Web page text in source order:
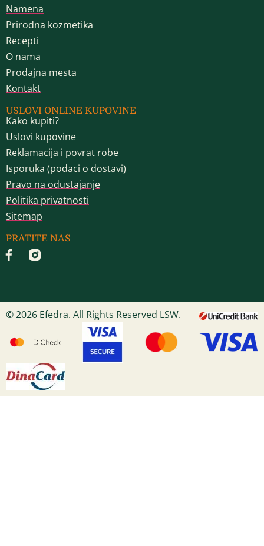
Namena
Prirodna kozmetika
Recepti
O nama
Prodajna mesta
Kontakt
USLOVI ONLINE KUPOVINE
Kako kupiti?
Uslovi kupovine
Reklamacija i povrat robe
Isporuka (podaci o dostavi)
Pravo na odustajanje
Politika privatnosti
Sitemap
PRATITE NAS
© 2026 Efedra. All Rights Reserved LSW.